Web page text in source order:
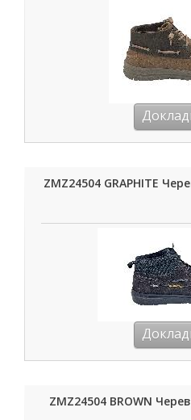
ZMZ24504 GRAPHITE
ZMZ24504 BROWN